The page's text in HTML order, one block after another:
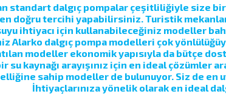
standart dalgıç pompalar çeşitliliğiyle size
en doğru tercihi yapabilirsiniz. Turistik
ihtiyacı için kullanabileceğiniz modeller
Alarko dalgıç pompa modelleri çok
modeller ekonomik yapısıyla da bütçe
kaynağı arayışınız için en ideal çözümler
sahip modeller de bulunuyor. Siz de
İhtiyaçlarınıza yönelik olarak en ideal